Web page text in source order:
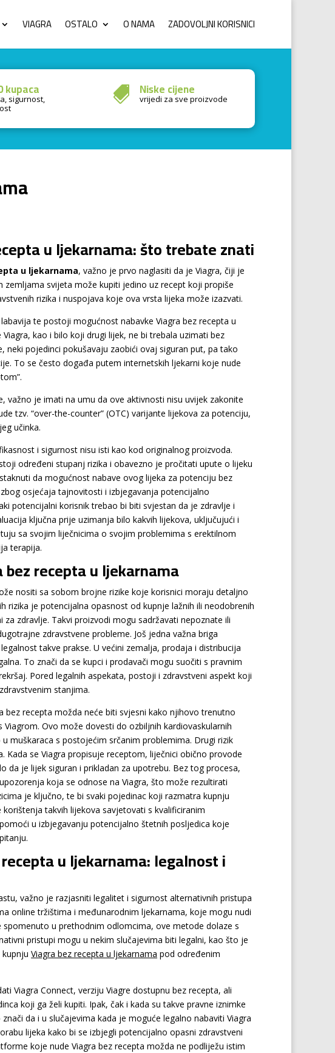
VIAGRA OSTALO O NAMA ZADOVOLJNI KORISNICI
kupaca
sigurnost,
 Niske cijene
vrijedi za sve proizvode
u ljekarnama: što trebate znati
u ljekarnama, važno je prvo naglasiti da je Viagra, čiji je
svijeta može kupiti jedino uz recept koji propiše
rizika i nuspojava koje ova vrsta lijeka može izazvati.
te postoji mogućnost nabavke Viagra bez recepta u
kao i bilo koji drugi lijek, ne bi trebala uzimati bez
pojedinci pokušavaju zaobići ovaj siguran put, pa tako
To se često događa putem internetskih ljekarni koje nude
je imati na umu da ove aktivnosti nisu uvijek zakonite
tzv. “over-the-counter” (OTC) varijante lijekova za potenciju,
učinka.
i sigurnost nisu isti kao kod originalnog proizvoda.
određeni stupanj rizika i obavezno je pročitati upute o lijeku
da mogućnost nabave ovog lijeka za potenciju bez
osjećaja tajnovitosti i izbjegavanja potencijalno
potencijalni korisnik trebao bi biti svjestan da je zdravlje i
ključna prije uzimanja bilo kakvih lijekova, uključujući i
sa svojim liječnicima o svojim problemima s erektilnom
terapija.
recepta u ljekarnama
nositi sa sobom brojne rizike koje korisnici moraju detaljno
rizika je potencijalna opasnost od kupnje lažnih ili neodobrenih
zdravlje. Takvi proizvodi mogu sadržavati nepoznate ili
zdravstvene probleme. Još jedna važna briga
takve prakse. U većini zemalja, prodaja i distribucija
To znači da se kupci i prodavači mogu suočiti s pravnim
Pored legalnih aspekata, postoji i zdravstveni aspekt koji
stanjima.
bez recepta možda neće biti svjesni kako njihovo trenutno
Ovo može dovesti do ozbiljnih kardiovaskularnih
muškaraca s postojećim srčanim problemima. Drugi rizik
se Viagra propisuje receptom, liječnici obično provode
je lijek siguran i prikladan za upotrebu. Bez tog procesa,
koja se odnose na Viagra, što može rezultirati
je ključno, te bi svaki pojedinac koji razmatra kupnju
takvih lijekova savjetovati s kvalificiranim
u izbjegavanju potencijalno štetnih posljedica koje
u ljekarnama: legalnost i
važno je razjasniti legalitet i sigurnost alternativnih pristupa
online tržištima i međunarodnim ljekarnama, koje mogu nudi
u prethodnim odlomcima, ove metode dolaze s
pristupi mogu u nekim slučajevima biti legalni, kao što je
kupnjuViagra bez recepta u ljekarnama pod određenim
Viagra Connect, verziju Viagre dostupnu bez recepta, ali
koji ga želi kupiti. Ipak, čak i kada su takve pravne iznimke
da i u slučajevima kada je moguće legalno nabaviti Viagra
lijeka kako bi se izbjegli potencijalno opasni zdravstveni
koje nude Viagra bez recepta možda ne podliježu istim